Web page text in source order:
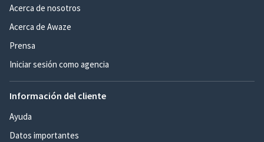
Acerca de nosotros
Acerca de Awaze
Prensa
Iniciar sesión como agencia
Información del cliente
Ayuda
Datos importantes